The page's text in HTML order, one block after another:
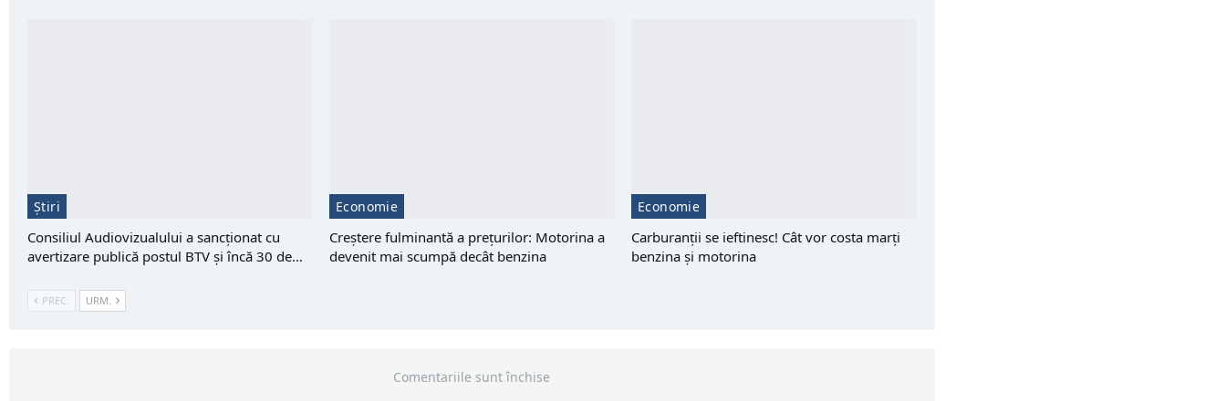
Știri
Consiliul Audiovizualului a sancționat cu
avertizare publică postul BTV și încă 30 de…
Economie
Creștere fulminantă a prețurilor: Motorina a
devenit mai scumpă decât benzina
Economie
Carburanții se ieftinesc! Cât vor costa marți
benzina și motorina
PREC. URM.
Comentariile sunt închise